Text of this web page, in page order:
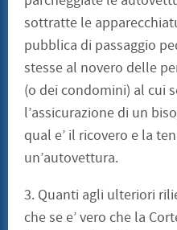
sottratte le
pubblica di passaggio
stesse al novero delle
(o dei condomini) al cui
l’assicurazione di un
qual e’ il ricovero e la
un’autovettura.
3. Quanti agli ulteriori
che se e’ vero che la